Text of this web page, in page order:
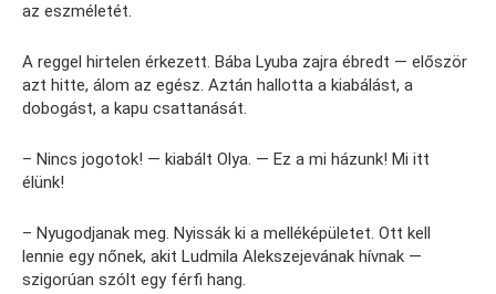
az eszméletét.
A reggel hirtelen érkezett. Bába Lyuba zajra ébredt — először
azt hitte, álom az egész. Aztán hallotta a kiabálást, a
dobogást, a kapu csattanását.
– Nincs jogotok! — kiabált Olya. — Ez a mi házunk! Mi itt
élünk!
– Nyugodjanak meg. Nyissák ki a melléképületet. Ott kell
lennie egy nőnek, akit Ludmila Alekszejevának hívnak —
szigorúan szólt egy férfi hang.